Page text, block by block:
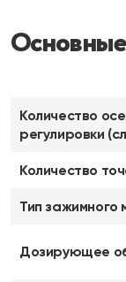
Количество
регулировки
Количество
Тип зажимного
Дозирующее